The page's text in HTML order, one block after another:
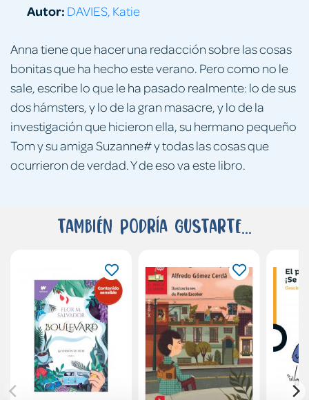
Anna tiene que hacer una redacción sobre las cosas
bonitas que ha hecho este verano. Pero como no le
sale, escribe lo que le ha pasado realmente: lo de sus
dos hámsters, y lo de la gran masacre, y lo de la
investigación que hicieron ella, su hermano pequeño
Tom y su amiga Suzanne# y todas las cosas que
ocurrieron de verdad. Y de eso va este libro.
Autor: DAVIES, Katie
También podría gustarte...